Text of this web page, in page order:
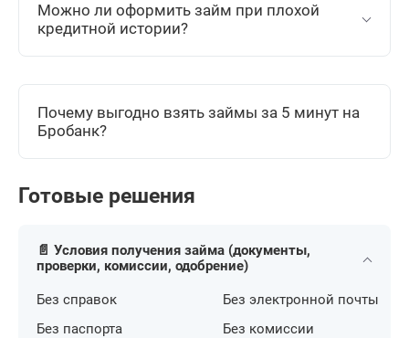
Можно ли оформить займ при плохой
кредитной истории?
Почему выгодно взять займы за 5 минут на
Бробанк?
Готовые решения
📄 Условия получения займа (документы,
проверки, комиссии, одобрение)
Без справок
Без паспорта
Без электронной почты
Без комиссии